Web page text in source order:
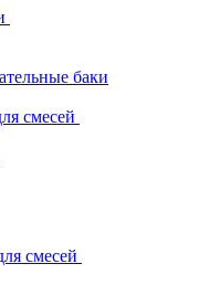
баки
смесей
смесей